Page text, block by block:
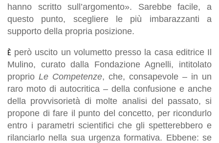
hanno scritto sull’argomento». Sarebbe facile, a
questo punto, scegliere le più imbarazzanti a
supporto della propria posizione.
È però uscito un volumetto presso la casa editrice Il
Mulino, curato dalla Fondazione Agnelli, intitolato
proprio Le Competenze, che, consapevole – in un
raro moto di autocritica – della confusione e anche
della provvisorietà di molte analisi del passato, si
propone di fare il punto del concetto, per ricondurlo
entro i parametri scientifici che gli spetterebbero e
rilanciarlo nella sua urgenza formativa. Ebbene: se